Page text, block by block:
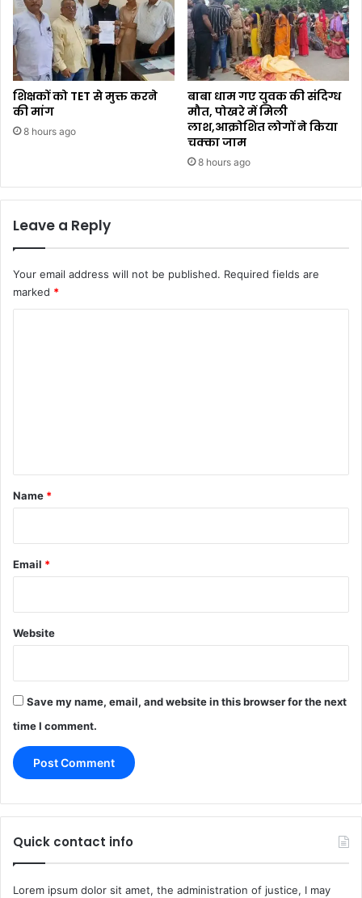
शिक्षकों को TET से मुक्त करने
की मांग
8 hours ago
बाबा धाम गए युवक की संदिग्ध
मौत, पोखरे में मिली
लाश,आक्रोशित लोगों ने किया
चक्का जाम
8 hours ago
Leave a Reply
Your email address will not be published. Required fields are
marked *
*
Name *
Email *
Website
Save my name, email, and website in this browser for the next
time I comment.
Quick contact info
Lorem ipsum dolor sit amet, the administration of justice, I may